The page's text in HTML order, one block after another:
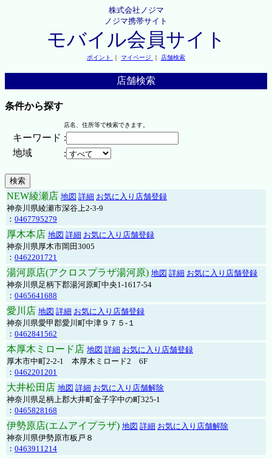
株式会社ノジマ
ノジマ携帯サイト
モバイル会員サイト
ポイント ｜ マイページ ｜ 店舗検索
店舗検索
条件から探す
店名、住所等で検索できます。
キーワード :
地域
:
NEW綾瀬店 地図 詳細 お気に入り店舗登録
神奈川県綾瀬市深谷上2-3-9
： 0467795279
厚木本店 地図 詳細 お気に入り店舗登録
神奈川県厚木市岡田3005
： 0462201721
湯河原店(アクロスプラザ湯河原) 地図 詳細 お気に入り店舗登録
神奈川県足柄下郡湯河原町中央1-1617-54
： 0465641688
愛川店 地図 詳細 お気に入り店舗登録
神奈川県愛甲郡愛川町中津９７５-１
： 0462841562
本厚木ミロード店 地図 詳細 お気に入り店舗登録
厚木市中町2-2-1 本厚木ミロード2 6F
： 0462201201
大井松田店 地図 詳細 お気に入り店舗解除
神奈川県足柄上郡大井町金子字中の町325-1
： 0465828168
伊勢原店(エムアイプラザ) 地図 詳細 お気に入り店舗解除
神奈川県伊勢原市板戸８
： 0463911214